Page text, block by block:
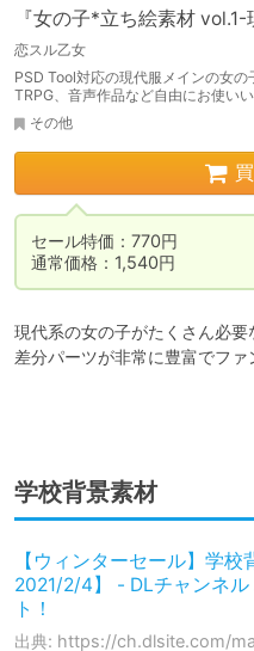
『女の子*立ち絵素材 vol.1-
恋スル乙女
PSD Tool対応の現代服メインの女の
TRPG、音声作品など自由にお使いい
その他
セール特価：770円
通常価格：1,540円
現代系の女の子がたくさん必要
差分パーツが非常に豊富でファ
学校背景素材
【ウィンターセール】学
2021/2/4】 - DLチャンネ
ト！
出典: https://ch.dlsite.com/